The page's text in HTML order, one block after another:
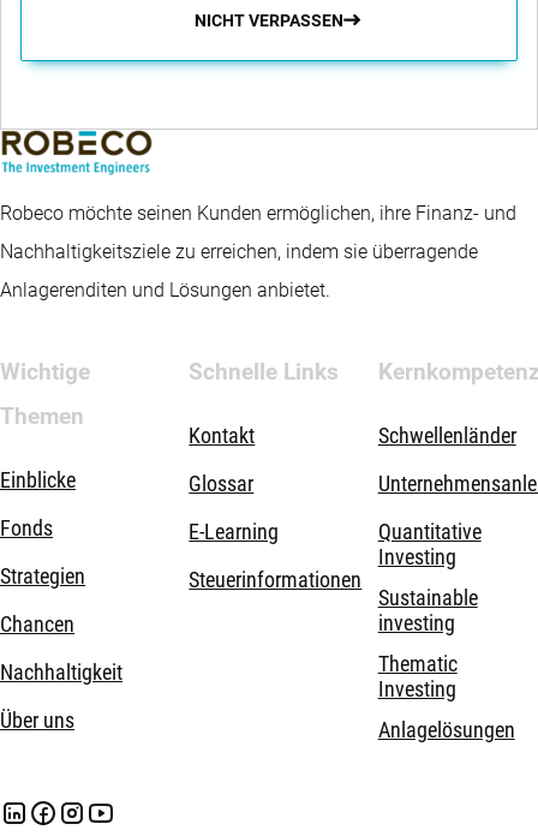
NICHT VERPASSEN
Robeco möchte seinen Kunden ermöglichen, ihre Finanz- und
Nachhaltigkeitsziele zu erreichen, indem sie überragende
Anlagerenditen und Lösungen anbietet.
Wichtige
Themen
Einblicke
Fonds
Strategien
Chancen
Nachhaltigkeit
Über uns
Schnelle Links
Kontakt
Glossar
E-Learning
Steuerinformationen
Schwellenländer
Quantitative
Investing
Sustainable
investing
Thematic
Investing
Anlagelösungen